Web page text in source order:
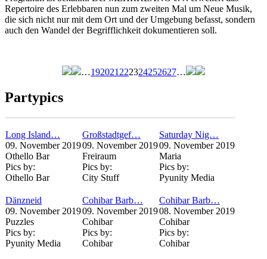
Repertoire des Erlebbaren nun zum zweiten Mal um Neue Musik,
die sich nicht nur mit dem Ort und der Umgebung befasst, sondern
auch den Wandel der Begrifflichkeit dokumentieren soll.
…192021 222324252627…
Partypics
Long Island…
09. November 2019
Othello Bar
Pics by:
Othello Bar
Großstadtgef…
09. November 2019
Freiraum
Pics by:
City Stuff
Saturday Nig…
09. November 2019
Maria
Pics by:
Pyunity Media
Dänzneid
09. November 2019
Puzzles
Pics by:
Pyunity Media
Cohibar Barb…
09. November 2019
Cohibar
Pics by:
Cohibar
Cohibar Barb…
08. November 2019
Cohibar
Pics by:
Cohibar